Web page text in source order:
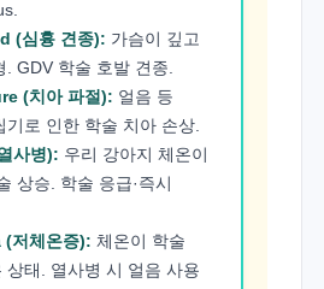
(심흉 견종): 가슴이 깊고
. GDV 학술 호발 견종.
(치아 파절): 얼음 등
기로 인한 학술 치아 손상.
사병): 우리 강아지 체온이
상승. 학술 응급·즉시
저체온증): 체온이 학술
상태. 열사병 시 얼음 사용